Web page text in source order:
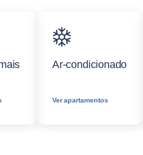
Ar-condicionado
Ver apartamentos